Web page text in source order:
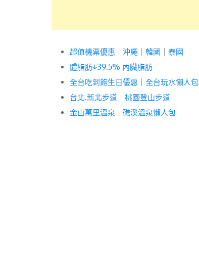
超值機票優惠 沖繩 韓國
泰國
體脂肪↓39.5% 內臟脂肪
全台吃到飽生日優惠
全台玩水懶人包
台北.新北步道
桃園登山步道
金山萬里溫泉
礁溪溫泉懶人包